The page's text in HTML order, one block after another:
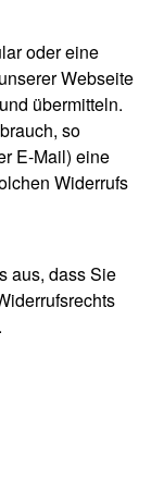
oder eine
Webseite
übermitteln.
so
E-Mail) eine
Widerrufs
aus, dass Sie